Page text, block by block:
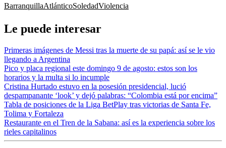
BarranquillaAtlánticoSoledadViolencia
Le puede interesar
Primeras imágenes de Messi tras la muerte de su papá: así se le vio
llegando a Argentina
Pico y placa regional este domingo 9 de agosto: estos son los
horarios y la multa si lo incumple
Cristina Hurtado estuvo en la posesión presidencial, lució
despampanante ‘look’ y dejó palabras: “Colombia está por encima”
Tabla de posiciones de la Liga BetPlay tras victorias de Santa Fe,
Tolima y Fortaleza
Restaurante en el Tren de la Sabana: así es la experiencia sobre los
rieles capitalinos